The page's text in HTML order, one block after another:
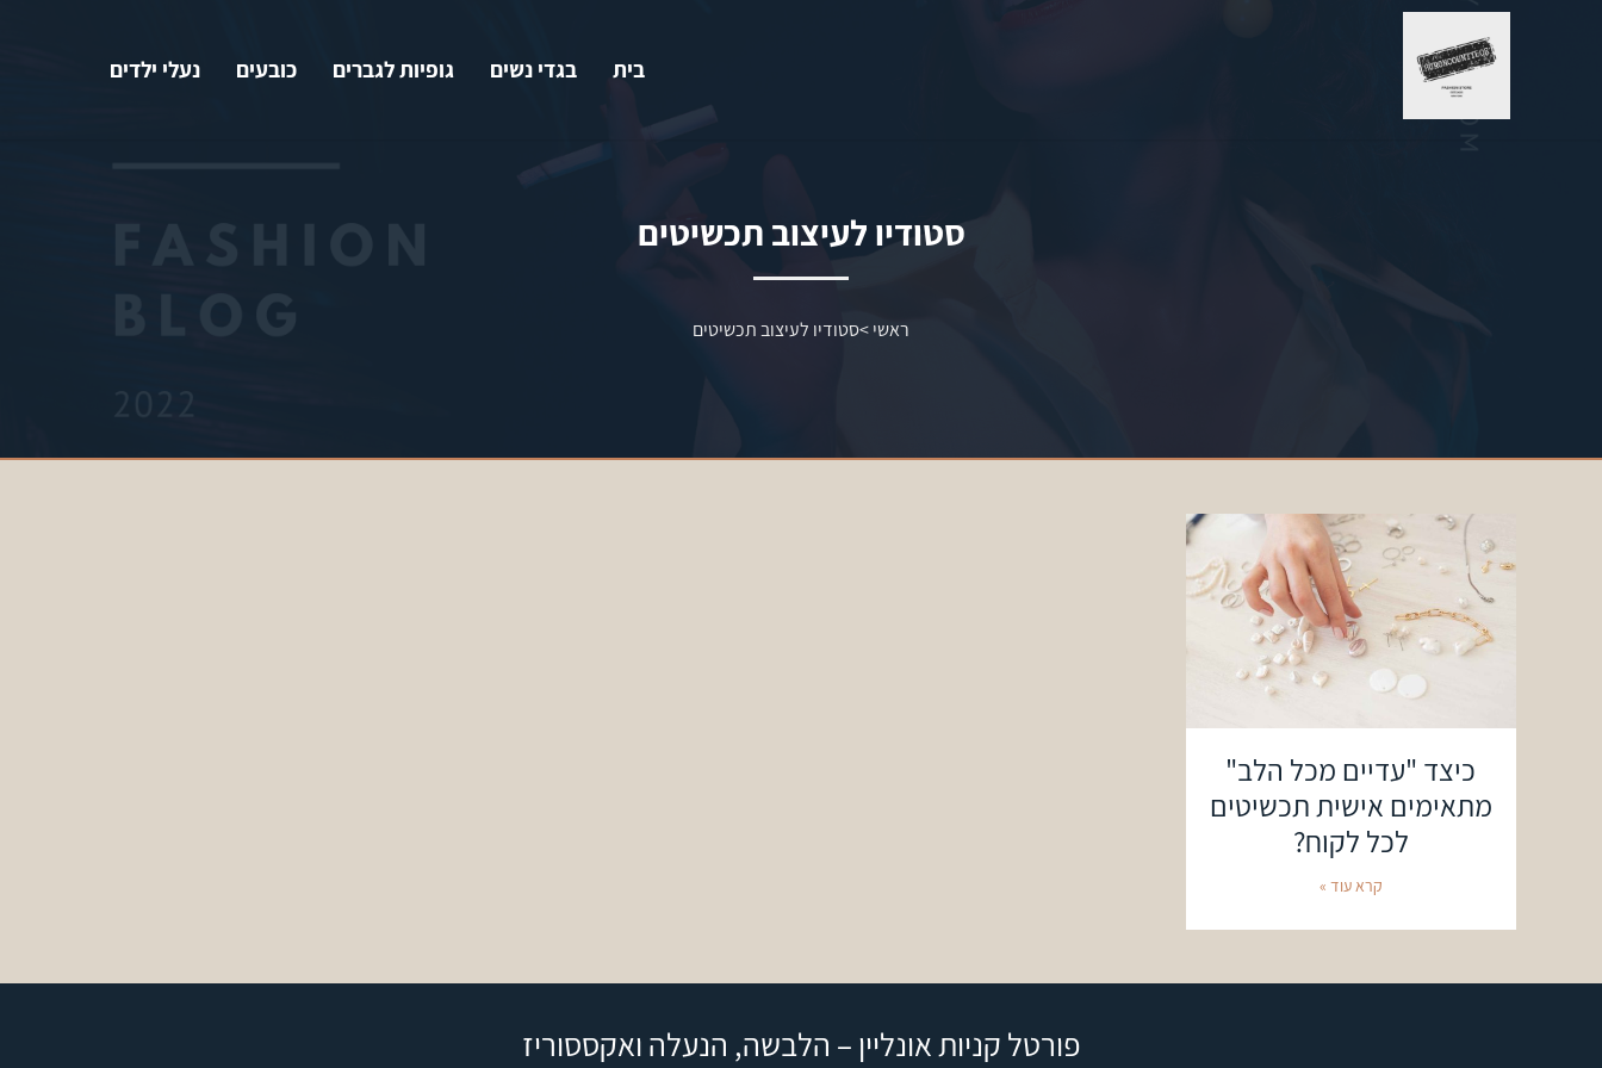
בית בגדי נשים גופיות לגברים כובעים נעלי ילדים
סטודיו לעיצוב תכשיטים
ראשי>סטודיו לעיצוב תכשיטים
כיצד "עדיים מכל הלב"
מתאימים אישית תכשיטים
לכל לקוח?
קרא עוד »
פורטל קניות אונליין – הלבשה, הנעלה ואקססוריז